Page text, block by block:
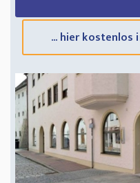
... hier kostenlos